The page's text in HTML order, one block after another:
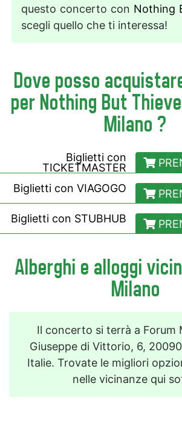
questo concerto con Nothing
scegli quello che ti interessa!
Dove posso
per Nothing But
Milano ?
Biglietti con
TICKETMASTER
Biglietti con VIAGOGO
Biglietti con STUBHUB
Alberghi e alloggi
Milano
Il concerto si terrà a Forum
Giuseppe di Vittorio, 6,
Italie. Trovate le migliori
nelle vicinanze qui